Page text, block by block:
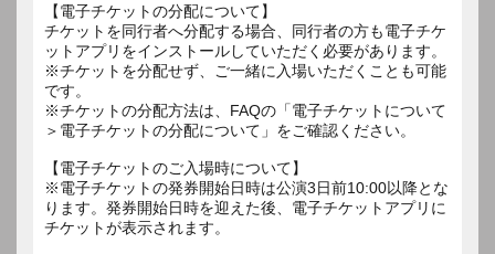
【電子チケットの分配について】
チケットを同行者へ分配する場合、同行者の方も電子チケ
ットアプリをインストールしていただく必要があります。
※チケットを分配せず、ご一緒に入場いただくことも可能
です。
※チケットの分配方法は、FAQの「電子チケットについて
＞電子チケットの分配について」をご確認ください。
【電子チケットのご入場時について】
※電子チケットの発券開始日時は公演3日前10:00以降とな
ります。発券開始日時を迎えた後、電子チケットアプリに
チケットが表示されます。